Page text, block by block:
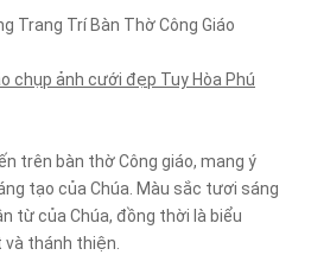
Trang Trí Bàn Thờ Công Giáo
chụp ảnh cưới đẹp Tuy Hòa Phú
trên bàn thờ Công giáo, mang ý
tạo của Chúa. Màu sắc tươi sáng
từ của Chúa, đồng thời là biểu
thánh thiện.